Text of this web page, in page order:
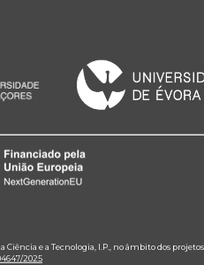
e a Tecnologia, I.P., no âmbito dos
2025